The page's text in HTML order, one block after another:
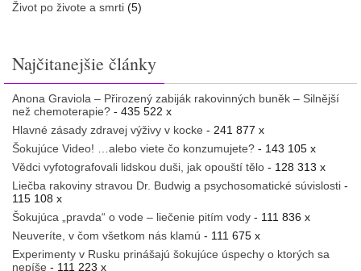
Život po živote a smrti (5)
Najčitanejšie články
Anona Graviola – Přirozený zabiják rakovinných buněk – Silnější
než chemoterapie? - 435 522 x
Hlavné zásady zdravej výživy v kocke - 241 877 x
Šokujúce Video! …alebo viete čo konzumujete? - 143 105 x
Vědci vyfotografovali lidskou duši, jak opouští tělo - 128 313 x
Liečba rakoviny stravou Dr. Budwig a psychosomatické súvislosti -
115 108 x
Šokujúca „pravda“ o vode – liečenie pitím vody - 111 836 x
Neuveríte, v čom všetkom nás klamú - 111 675 x
Experimenty v Rusku prinášajú šokujúce úspechy o ktorých sa
nepíše - 111 223 x